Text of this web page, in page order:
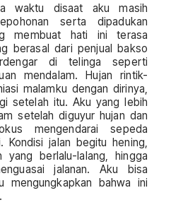
waktu disaat aku masih
serta dipadukan
membuat hati ini terasa
berasal dari penjual bakso
di telinga seperti
mendalam. Hujan rintik-
malamku dengan dirinya,
setelah itu. Aku yang lebih
setelah diguyur hujan dan
mengendarai sepeda
Kondisi jalan begitu hening,
yang berlalu-lalang, hingga
jalanan. Aku bisa
mengungkapkan bahwa ini